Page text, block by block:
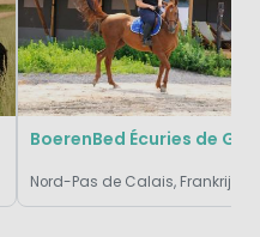
Nord-Pas de Calais, Frankrijk